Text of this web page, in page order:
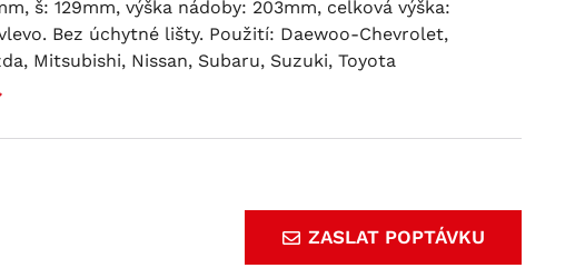
š: 129mm, výška nádoby: 203mm, celková výška:
Bez úchytné lišty. Použití: Daewoo-Chevrolet,
Mitsubishi, Nissan, Subaru, Suzuki, Toyota
ZASLAT POPTÁVKU